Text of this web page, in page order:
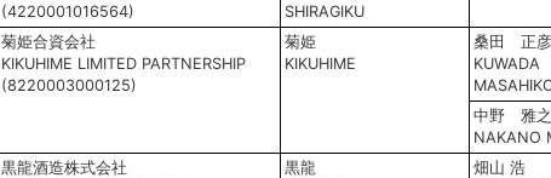
(4220001016564)
SHIRAGIKU
菊姫合資会社
KIKUHIME LIMITED PARTNERSHIP
(8220003000125)
菊姫
KIKUHIME
桑田 正彦
KUWADA
中野 雅之
NAKANO
黒龍酒造株式会社
黒龍
畑山 浩